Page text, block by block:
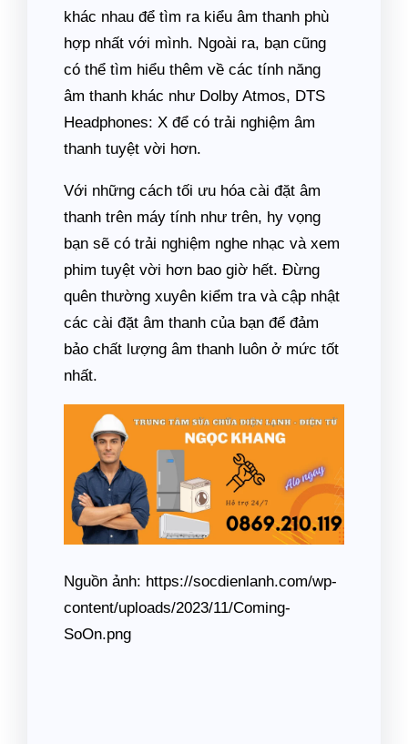
khác nhau để tìm ra kiểu âm thanh phù
hợp nhất với mình. Ngoài ra, bạn cũng
có thể tìm hiểu thêm về các tính năng
âm thanh khác như Dolby Atmos, DTS
Headphones: X để có trải nghiệm âm
thanh tuyệt vời hơn.
Với những cách tối ưu hóa cài đặt âm
thanh trên máy tính như trên, hy vọng
bạn sẽ có trải nghiệm nghe nhạc và xem
phim tuyệt vời hơn bao giờ hết. Đừng
quên thường xuyên kiểm tra và cập nhật
các cài đặt âm thanh của bạn để đảm
bảo chất lượng âm thanh luôn ở mức tốt
nhất.
Nguồn ảnh: https://socdienlanh.com/wp-
content/uploads/2023/11/Coming-
SoOn.png